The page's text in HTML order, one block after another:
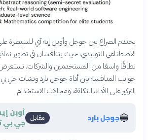
يحتدم الصراع بين جوجل وأوبن إيه آي للسيطرة
الاصطناعي التوليدي، حيث يتنافسان في تطوير
نطاقًا واسعًا من المستخدمين والشركات. تستعرض
جوانب المنافسة بين أداة جوجل بارد وتشات جي
التركيز على الأداء، التكلفة، ومجالات الاستخدام.
🔵جوجل بارد مقابل أوبن
جي بي